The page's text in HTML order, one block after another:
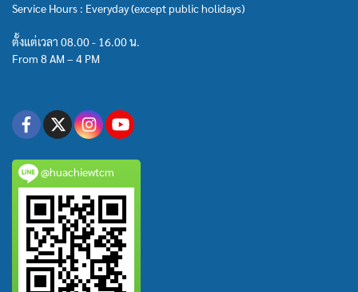
Service Hours : Everyday (except public holidays)
ตั้งแต่เวลา 08.00 - 16.00 น.
From 8 AM – 4 PM
@huachiewtcm